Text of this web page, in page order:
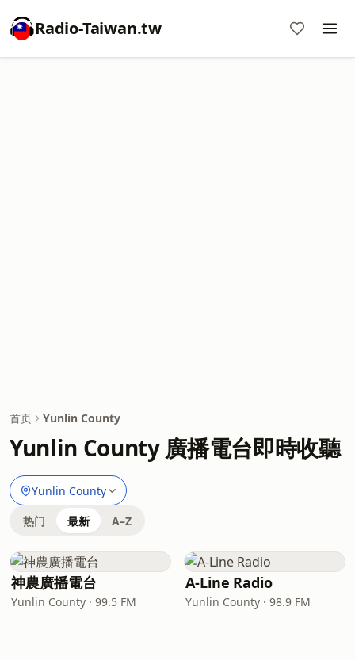
Radio-Taiwan.tw
首页 Yunlin County
Yunlin County 廣播電台即時收聽
Yunlin County
热门 最新 A–Z
神農廣播電台
Yunlin County · 99.5 FM
A-Line Radio
Yunlin County · 98.9 FM